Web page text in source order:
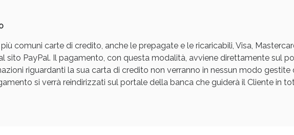
comuni carte di credito, anche le prepagate e le ricaricabili, Visa,
sito PayPal. Il pagamento, con questa modalità, avviene direttamente sul
riguardanti la sua carta di credito non verranno in nessun modo
si verrà reindirizzati sul portale della banca che guiderà il Cliente in